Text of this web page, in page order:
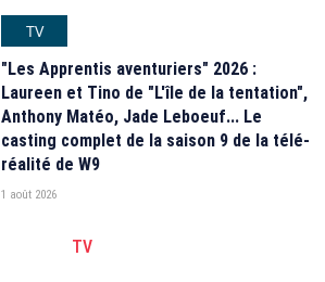
TV
"Les Apprentis aventuriers" 2026 :
Laureen et Tino de "L'île de la tentation",
Anthony Matéo, Jade Leboeuf... Le
casting complet de la saison 9 de la télé-
réalité de W9
1 août 2026
TV